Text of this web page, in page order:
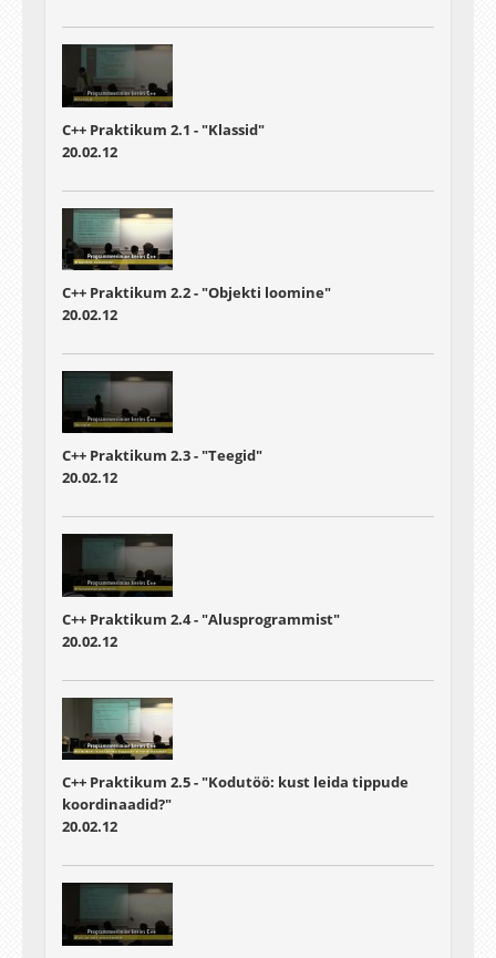
C++ Praktikum 2.1 - "Klassid"
20.02.12
C++ Praktikum 2.2 - "Objekti loomine"
20.02.12
C++ Praktikum 2.3 - "Teegid"
20.02.12
C++ Praktikum 2.4 - "Alusprogrammist"
20.02.12
C++ Praktikum 2.5 - "Kodutöö: kust leida tippude
koordinaadid?"
20.02.12